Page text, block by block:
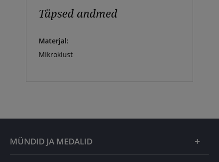
Täpsed andmed
Materjal:
Mikrokiust
MÜNDID JA MEDALID